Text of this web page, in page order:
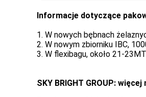
Informacje dotyczące
1. W nowych bębnach
2. W nowym zbiorniku IBC,
3. W flexibagu, około 21-
SKY BRIGHT GROUP: więcej